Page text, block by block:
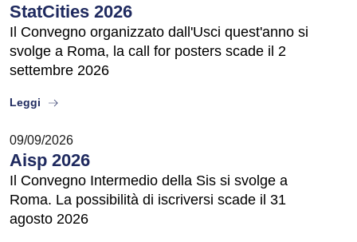
StatCities 2026
Il Convegno organizzato dall'Usci quest'anno si
svolge a Roma, la call for posters scade il 2
settembre 2026
Leggi about
09/09/2026
Aisp 2026
Il Convegno Intermedio della Sis si svolge a
Roma. La possibilità di iscriversi scade il 31
agosto 2026